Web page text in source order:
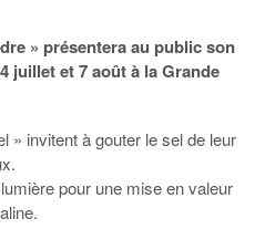
» présentera au public son
juillet et 7 août à la Grande
invitent à gouter le sel de leur
pour une mise en valeur